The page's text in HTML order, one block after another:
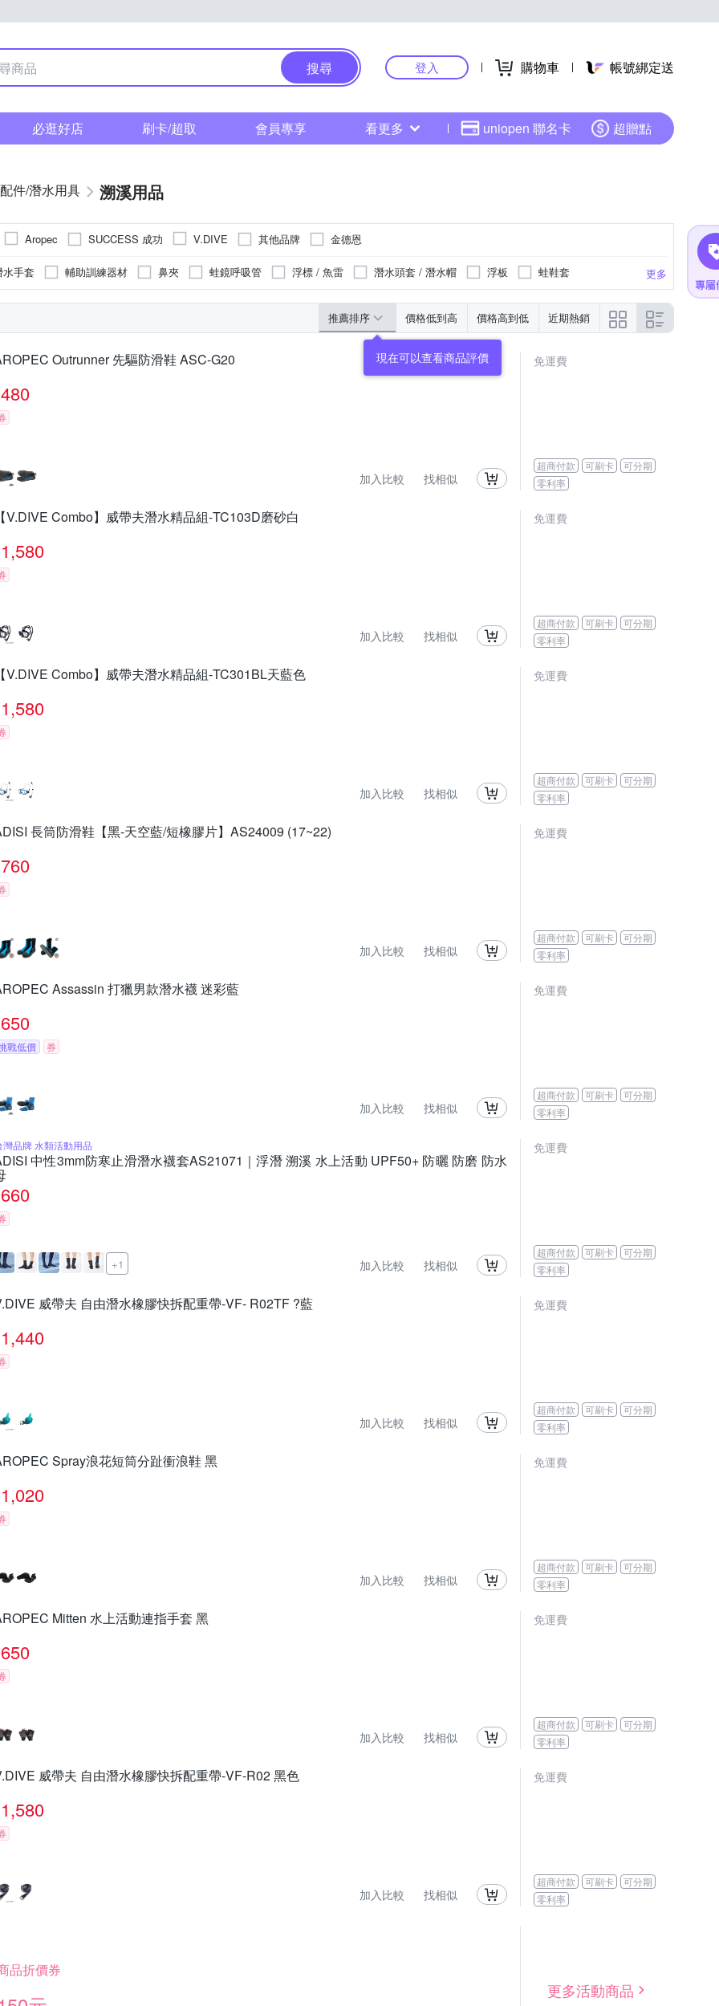
搜尋 登入 購物車 帳號綁定送
必逛好店 刷卡/超取 會員專享 看更多 uniopen 聯名卡 超贈點
件/潛水用具 溯溪用品
Aropec SUCCESS 成功 V.DIVE 其他品牌 金德恩
更多
水手套 輔助訓練器材 鼻夾 蛙鏡呼吸管 浮標 / 魚雷 潛水頭套 / 潛水帽 浮板
蛙鞋套
推薦排序
價格低到高 價格高到低 近期熱銷
Outrunner 先驅防滑鞋 ASC-G20
480
加入比較 找相似
免運費
超商付款 可刷卡
可分期
零利率
V.DIVE Combo】威帶夫潛水精品組-TC103D磨砂白
1,580
加入比較 找相似
免運費
超商付款 可刷卡
可分期
零利率
V.DIVE Combo】威帶夫潛水精品組-TC301BL天藍色
1,580
加入比較 找相似
免運費
超商付款 可刷卡
可分期
零利率
長筒防滑鞋【黑-天空藍/短橡膠片】AS24009 (17~22)
760
加入比較 找相似
免運費
超商付款 可刷卡
可分期
零利率
Assassin 打獵男款潛水襪 迷彩藍
650
戰低價 券
加入比較 找相似
免運費
超商付款 可刷卡
可分期
零利率
灣品牌 水類活動用品
中性3mm防寒止滑潛水襪套AS21071｜浮潛 溯溪 水上活動 UPF50+ 防曬 防磨 防水
660
+1 加入比較 找相似
免運費
超商付款 可刷卡
可分期
零利率
威帶夫 自由潛水橡膠快拆配重帶-VF- R02TF ?藍
1,440
加入比較 找相似
免運費
超商付款 可刷卡
可分期
零利率
Spray浪花短筒分趾衝浪鞋 黑
1,020
加入比較 找相似
免運費
超商付款 可刷卡
可分期
零利率
Mitten 水上活動連指手套 黑
650
加入比較 找相似
免運費
超商付款 可刷卡
可分期
零利率
威帶夫 自由潛水橡膠快拆配重帶-VF-R02 黑色
1,580
加入比較 找相似
免運費
超商付款 可刷卡
可分期
零利率
品折價券
更多活動商品